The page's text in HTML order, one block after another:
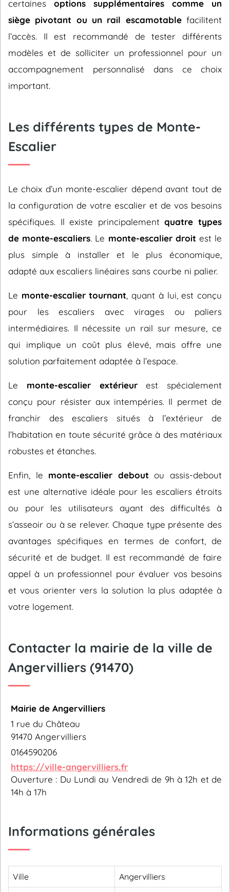
certaines options supplémentaires comme un
siège pivotant ou un rail escamotablefacilitent
l’accès. Il est recommandé de tester différents
modèles et de solliciter un professionnel pour un
accompagnement personnalisé dans ce choix
important.
Les différents types de Monte-
Escalier
Le choix d’un monte-escalier dépend avant tout de
la configuration de votre escalier et de vos besoins
spécifiques. Il existe principalementquatre types
de monte-escaliers. Le monte-escalier droit est le
plus simple à installer et le plus économique,
adapté aux escaliers linéaires sans courbe ni palier.
Le monte-escalier tournant , quant à lui, est conçu
pour les escaliers avec virages ou paliers
intermédiaires. Il nécessite un rail sur mesure, ce
qui implique un coût plus élevé, mais offre une
solution parfaitement adaptée à l’espace.
Le monte-escalier extérieurest spécialement
conçu pour résister aux intempéries. Il permet de
franchir des escaliers situés à l’extérieur de
l’habitation en toute sécurité grâce à des matériaux
robustes et étanches.
Enfin, le monte-escalier debout ou assis-debout
est une alternative idéale pour les escaliers étroits
ou pour les utilisateurs ayant des difficultés à
s’asseoir ou à se relever. Chaque type présente des
avantages spécifiques en termes de confort, de
sécurité et de budget. Il est recommandé de faire
appel à un professionnel pour évaluer vos besoins
et vous orienter vers la solution la plus adaptée à
votre logement.
Contacter la mairie de la ville de
Angervilliers (91470)
Mairie de Angervilliers
1 rue du Château
91470 Angervilliers
0164590206
https://ville-angervilliers.fr
Ouverture : Du Lundi au Vendredi de 9h à 12h et de
14h à 17h
Informations générales
Ville Angervilliers